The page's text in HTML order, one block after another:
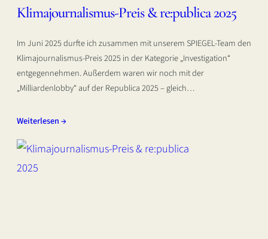
Klimajournalismus-Preis & re:publica 2025
Im Juni 2025 durfte ich zusammen mit unserem SPIEGEL-Team den
Klimajournalismus-Preis 2025 in der Kategorie „Investigation“
entgegennehmen. Außerdem waren wir noch mit der
„Milliardenlobby“ auf der Republica 2025 – gleich…
Weiterlesen →